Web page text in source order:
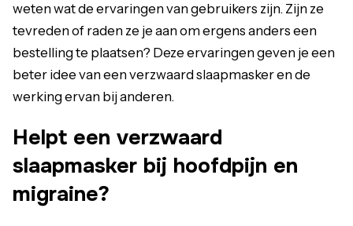
weten wat de ervaringen van gebruikers zijn. Zijn ze
tevreden of raden ze je aan om ergens anders een
bestelling te plaatsen? Deze ervaringen geven je een
beter idee van een verzwaard slaapmasker en de
werking ervan bij anderen.
Helpt een verzwaard
slaapmasker bij hoofdpijn en
migraine?